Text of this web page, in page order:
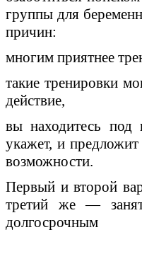
группы для
причин:
многим приятнее
такие тренировки
действие,
вы находитесь под
укажет, и
возможности.
Первый и второй
третий же —
долгосрочным